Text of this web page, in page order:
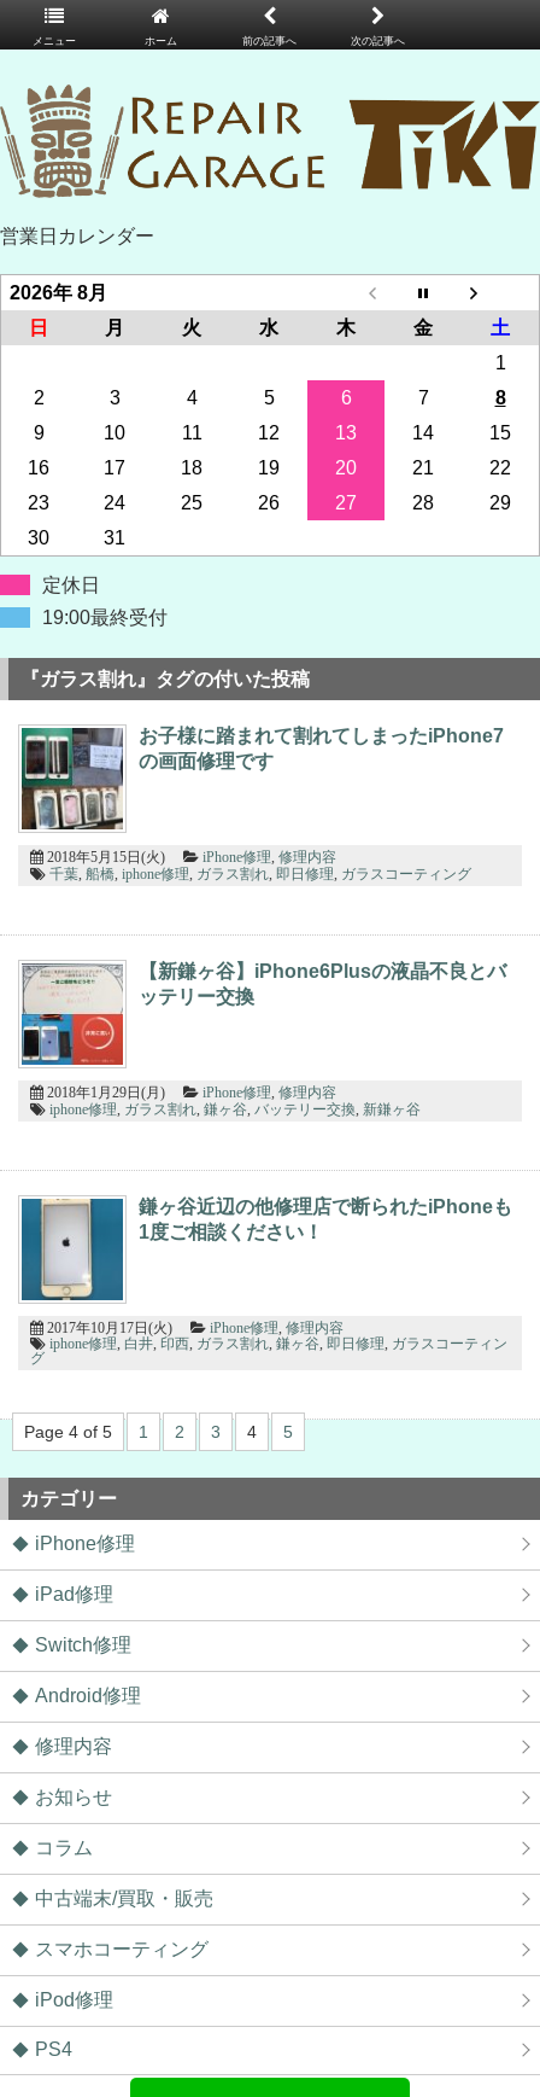
営業日カレンダー
2026年 8月
日
月 火 水 木 金
土
1
2
3 4 5 6 7
8
9
10 11 12 13 14
15
16
17 18 19 20 21
22
23
24 25 26 27 28
29
30
31
定休日
19:00最終受付
『ガラス割れ』タグの付いた投稿
お子様に踏まれて割れてしまったiPhone7
の画面修理です
2018年5月15日(火) iPhone修理 修理内容
千葉 船橋 iphone修理 ガラス割れ 即日修理 ガラスコーティング
【新鎌ヶ谷】iPhone6Plusの液晶不良とバ
ッテリー交換
2018年1月29日(月) iPhone修理 修理内容
iphone修理
ガラス割れ 鎌ヶ谷 バッテリー交換 新鎌ヶ谷
鎌ヶ谷近辺の他修理店で断られたiPhoneも
1度ご相談ください！
2017年10月17日(火) iPhone修理 修理内容
iphone修理
白井 印西 ガラス割れ 鎌ヶ谷 即日修理
ガラスコーティン
グ
Page 4 of 5 1 2 3 4 5
カテゴリー
iPhone修理
iPad修理
Switch修理
Android修理
修理内容
お知らせ
コラム
中古端末/買取・販売
スマホコーティング
iPod修理
PS4
メニュー ホーム 前の記事へ 次の記事へ